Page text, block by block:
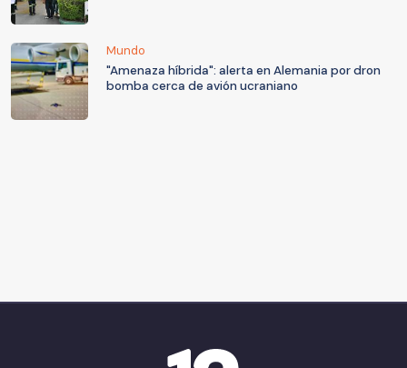
Mundo
"Amenaza híbrida": alerta en Alemania por dron
bomba cerca de avión ucraniano